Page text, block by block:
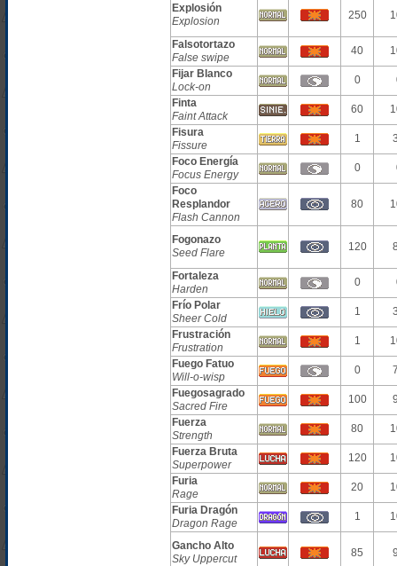
Explosión
Explosion
250
Falsotortazo
False swipe
40
Fijar Blanco
Lock-on
0
Finta
Faint Attack
60
Fisura
Fissure
1
Foco Energía
Focus Energy
0
Foco
Resplandor
Flash Cannon
80
Fogonazo
Seed Flare
120
Fortaleza
Harden
0
Frío Polar
Sheer Cold
1
Frustración
Frustration
1
Fuego Fatuo
Will-o-wisp
0
Fuegosagrado
Sacred Fire
100
Fuerza
Strength
80
Fuerza Bruta
Superpower
120
Furia
Rage
20
Furia Dragón
Dragon Rage
1
Gancho Alto
Sky Uppercut
85